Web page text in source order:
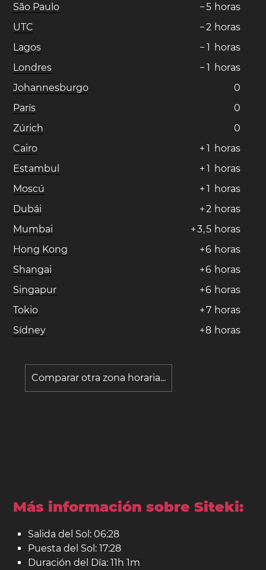
São Paulo
−5 horas
UTC
−2 horas
Lagos
− 1 horas
Londres
− 1 horas
Johannesburgo
0
París
0
Zúrich
0
Cairo
+ 1 horas
Estambul
+ 1 horas
Moscú
+ 1 horas
Dubái
+2 horas
Mumbai
+3,5 horas
Hong Kong
+6 horas
Shangai
+6 horas
Singapur
+6 horas
Tokio
+7 horas
Sídney
+8 horas
Comparar otra zona horaria...
Más información sobre Siteki:
Salida del Sol: 06:28
Puesta del Sol: 17:28
Duración del Día: 11h 1m